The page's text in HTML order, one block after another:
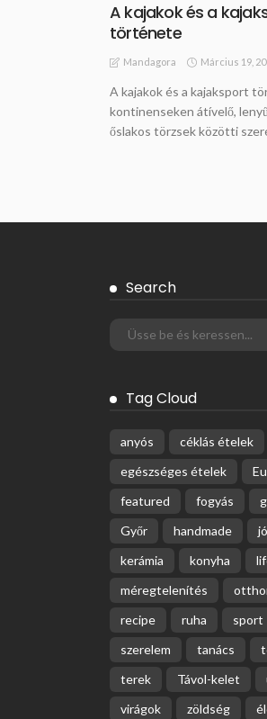
A kajakok és a
története
Mandagora Március 19,
A kajakok és a kajaksport
kontinenseken átívelő,
őslakos törzsek közötti
Search
Tag Cloud
anyós céklás ételek
egészséges ételek
featured
fogyás
Győr
handmade
kerámia
konyha
méregtelenítés
recipe
ruha sport
szerelem
tanács
terek
Távol-kelet
virágok
zöldség